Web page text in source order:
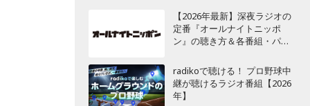
【2026年最新】深夜ラジオの
定番『オールナイトニッポ
ン』の聴き方＆各番組・パー
radikoで聴ける！ プロ野球中
継が聴けるラジオ番組【2026
年】